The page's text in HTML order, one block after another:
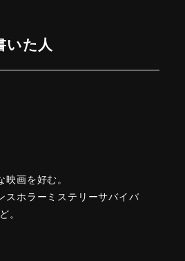
いた人
画を好む。
スホラーミステリーサバイバ
。